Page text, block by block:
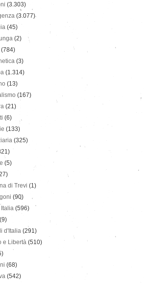
(3.303)
(3.077)
(45)
(2)
(784)
(3)
(1.314)
(13)
(167)
(21)
(6)
(133)
(325)
(5)
di Trevi (1)
(90)
Italia (596)
(9)
d'Italia (291)
e Libertà (510)
(68)
(542)